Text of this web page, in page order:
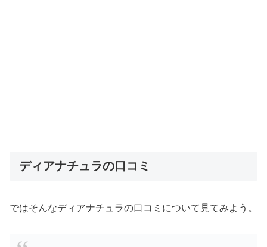
ディアナチュラの口コミ
ではそんなディアナチュラの口コミについて見てみよう。